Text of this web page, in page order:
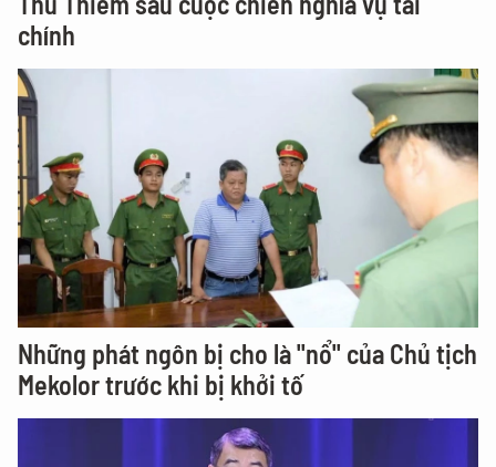
chính
Những phát ngôn bị cho là "nổ" của Chủ tịch
Mekolor trước khi bị khởi tố